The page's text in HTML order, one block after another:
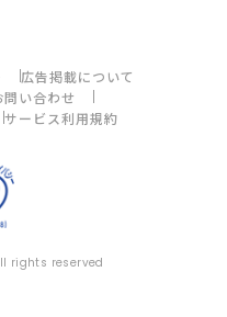
広告掲載について
問い合わせ
サービス利用規約
rights reserved